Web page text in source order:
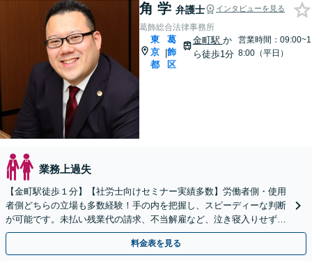
角 学 弁護士 インタビューを見る
葛飾総合法律事務所
東
京
都
|
葛
飾
区
金町駅 か
ら徒歩1分
営業時間：09:00~1
8:00（平日）
業務上過失
【金町駅徒歩１分】【社労士向けセミナー実績多数】労働者側・使用
者側どちらの立場も多数経験！手の内を把握し、スピーディーな判断
が可能です。未払い残業代の請求、不当解雇など、泣き寝入りせずご
相談ください。【初回３０分来所相談無料】
料金表を見る